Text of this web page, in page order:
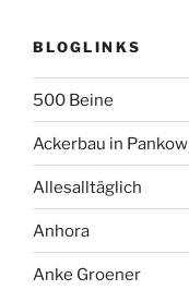
BLOGLINKS
500 Beine
Ackerbau in Pankow
Allesalltäglich
Anhora
Anke Groener